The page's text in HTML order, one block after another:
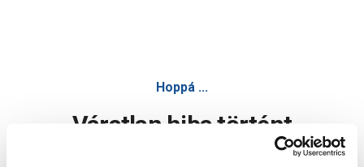
Hoppá ...
Váratlan hiba történt